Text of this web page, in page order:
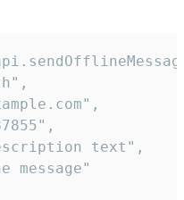
text",
message"